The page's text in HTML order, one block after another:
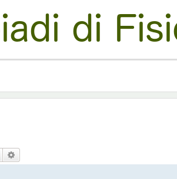
Cerca